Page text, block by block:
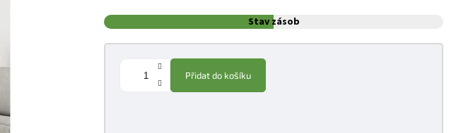
Stav zásob
Přidat do košíku